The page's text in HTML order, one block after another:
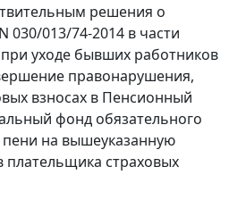
решения о
030/013/74-2014 в части
уходе бывших работников
правонарушения,
взносах в Пенсионный
фонд обязательного
пени на вышеуказанную
страховых